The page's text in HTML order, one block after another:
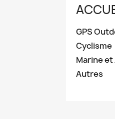
GPS
Cyclisme
Marine
Autres